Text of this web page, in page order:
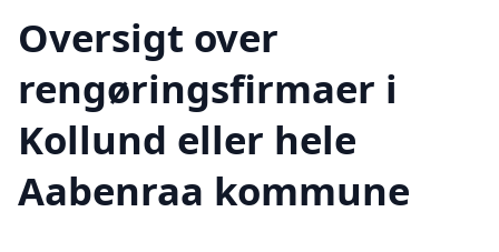
Oversigt over
rengøringsfirmaer i
Kollund eller hele
Aabenraa kommune